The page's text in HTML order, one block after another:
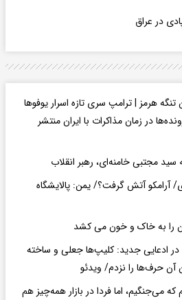
در عراق
هرمز | ترامپ سری تازه اسرار یوفوها
در زمان مذاکرات با ایران منتشر
سید مجتبی خامنه‌ای، رهبر انقلاب
آرامکو آتش گرفت؟/ یمن: پالایشگاه
در ادعایی جدید: کلیپ‌ها جعلی و ساخته
حرف‌ها را نزدم/ ویدئو
می‌جنگیم، اما فردا در بازار همه‌چیز هم